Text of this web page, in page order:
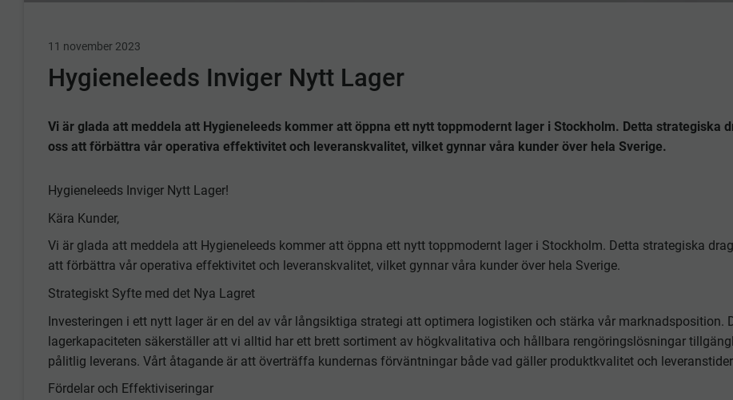
11 november 2023
Hygieneleeds Inviger Nytt Lager
Vi är glada att meddela att Hygieneleeds kommer att öppna ett nytt toppmodernt lager i Stockholm. Detta strategiska
oss att förbättra vår operativa effektivitet och leveranskvalitet, vilket gynnar våra kunder över hela Sverige.
Hygieneleeds Inviger Nytt Lager!
Kära Kunder,
Vi är glada att meddela att Hygieneleeds kommer att öppna ett nytt toppmodernt lager i Stockholm. Detta strategiska
att förbättra vår operativa effektivitet och leveranskvalitet, vilket gynnar våra kunder över hela Sverige.
Strategiskt Syfte med det Nya Lagret
Investeringen i ett nytt lager är en del av vår långsiktiga strategi att optimera logistiken och stärka vår marknadsposition.
lagerkapaciteten säkerställer att vi alltid har ett brett sortiment av högkvalitativa och hållbara rengöringslösningar
pålitlig leverans. Vårt åtagande är att överträffa kundernas förväntningar både vad gäller produktkvalitet och
Fördelar och Effektiviseringar